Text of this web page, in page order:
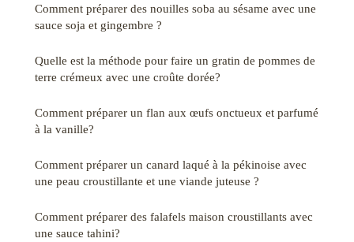
Comment préparer des nouilles soba au sésame avec une
sauce soja et gingembre ?
Quelle est la méthode pour faire un gratin de pommes de
terre crémeux avec une croûte dorée?
Comment préparer un flan aux œufs onctueux et parfumé
à la vanille?
Comment préparer un canard laqué à la pékinoise avec
une peau croustillante et une viande juteuse ?
Comment préparer des falafels maison croustillants avec
une sauce tahini?